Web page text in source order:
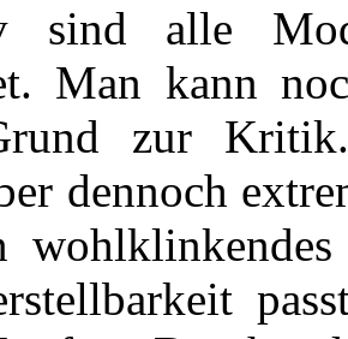
sind alle
Man kann
zur
dennoch